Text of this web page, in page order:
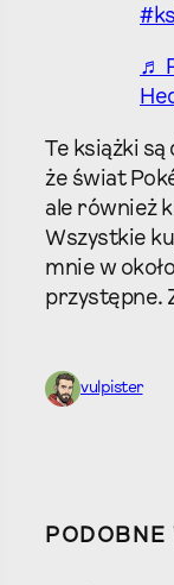
♬
Te książki są
że świat
ale również
Wszystkie
mnie w
przystępne.
vulpister
PODOBNE